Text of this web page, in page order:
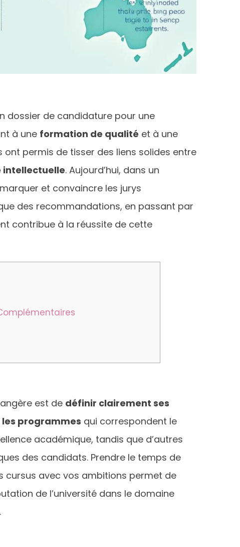
dossier de candidature pour une
à une formation de qualité et à une
permis de tisser des liens solides entre
intellectuelle. Aujourd’hui, dans un
et convaincre les jurys
des recommandations, en passant par
contribue à la réussite de cette
est de définir clairement ses
programmes qui correspondent le
académique, tandis que d’autres
des candidats. Prendre le temps de
cursus avec vos ambitions permet de
de l’université dans le domaine